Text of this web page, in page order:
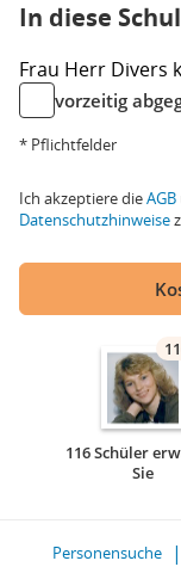
In diese
Frau Herr Divers
vorzeitig
* Pflichtfelder
Ich akzeptiere dieAGB
Datenschutzhinweise
116 Schüler
Sie
Personensuche